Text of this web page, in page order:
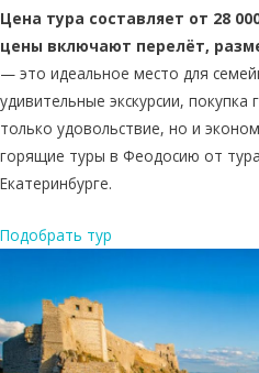
Цена тура составляет от 28
цены включают перелёт,
— это идеальное место для
удивительные экскурсии,
только удовольствие, но и
горящие туры в Феодосию от
Екатеринбурге.
Подобрать тур